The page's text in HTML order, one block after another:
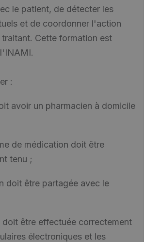
le patient, de détecter les
et de coordonner l'action
Cette formation est
:
avoir un pharmacien à domicile
de médication doit être
tenu ;
doit être partagée avec le
être effectuée correctement
électroniques et les